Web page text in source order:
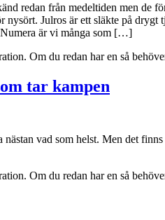
redan från medeltiden men
Julros är ett släkte på
är vi många som […]
Om du redan har en så
tar kampen
vad som helst. Men det
Om du redan har en så